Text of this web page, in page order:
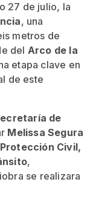
27 de julio, la
, una
metros de
del Arco de la
etapa clave en
de este
de
Melissa Segura
Protección Civil,
,
se realizara